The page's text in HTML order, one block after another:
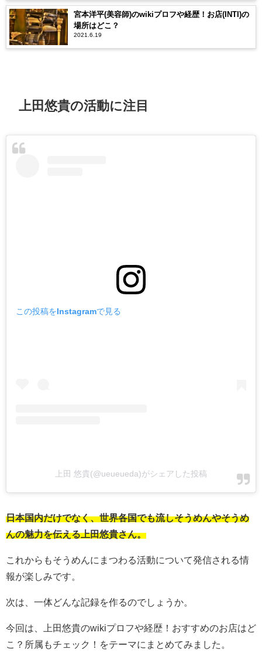
宮本洋平(美容師)のwikiプロフや経歴！お店(INTI)の
場所はどこ？
2021.6.19
上田悠貴の活動に注目
この投稿をInstagramで見る
上田 悠貴(@ueueueda)がシェアした投稿
日本国内だけでなく、世界各国でも流しそうめんやそうめ
んの魅力を伝える上田悠貴さん。
これからもそうめんにまつわる活動について発信される情
報が楽しみです。
次は、一体どんな記録を作るのでしょうか。
今回は、上田悠貴のwikiプロフや経歴！おすすめのお店はど
こ？所属もチェック！をテーマにまとめてみました。